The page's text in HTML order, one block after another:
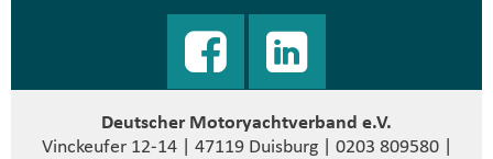
Deutscher Motoryachtverband e.V.
Vinckeufer 12-14 | 47119 Duisburg | 0203 809580 |